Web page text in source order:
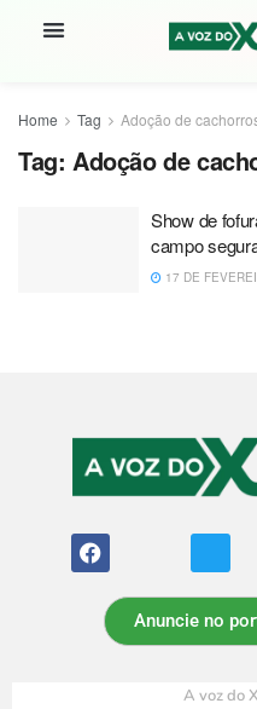
Home Tag Adoção de
Tag: Adoção de
Show de
campo
17 DE
Anuncie no
A voz do